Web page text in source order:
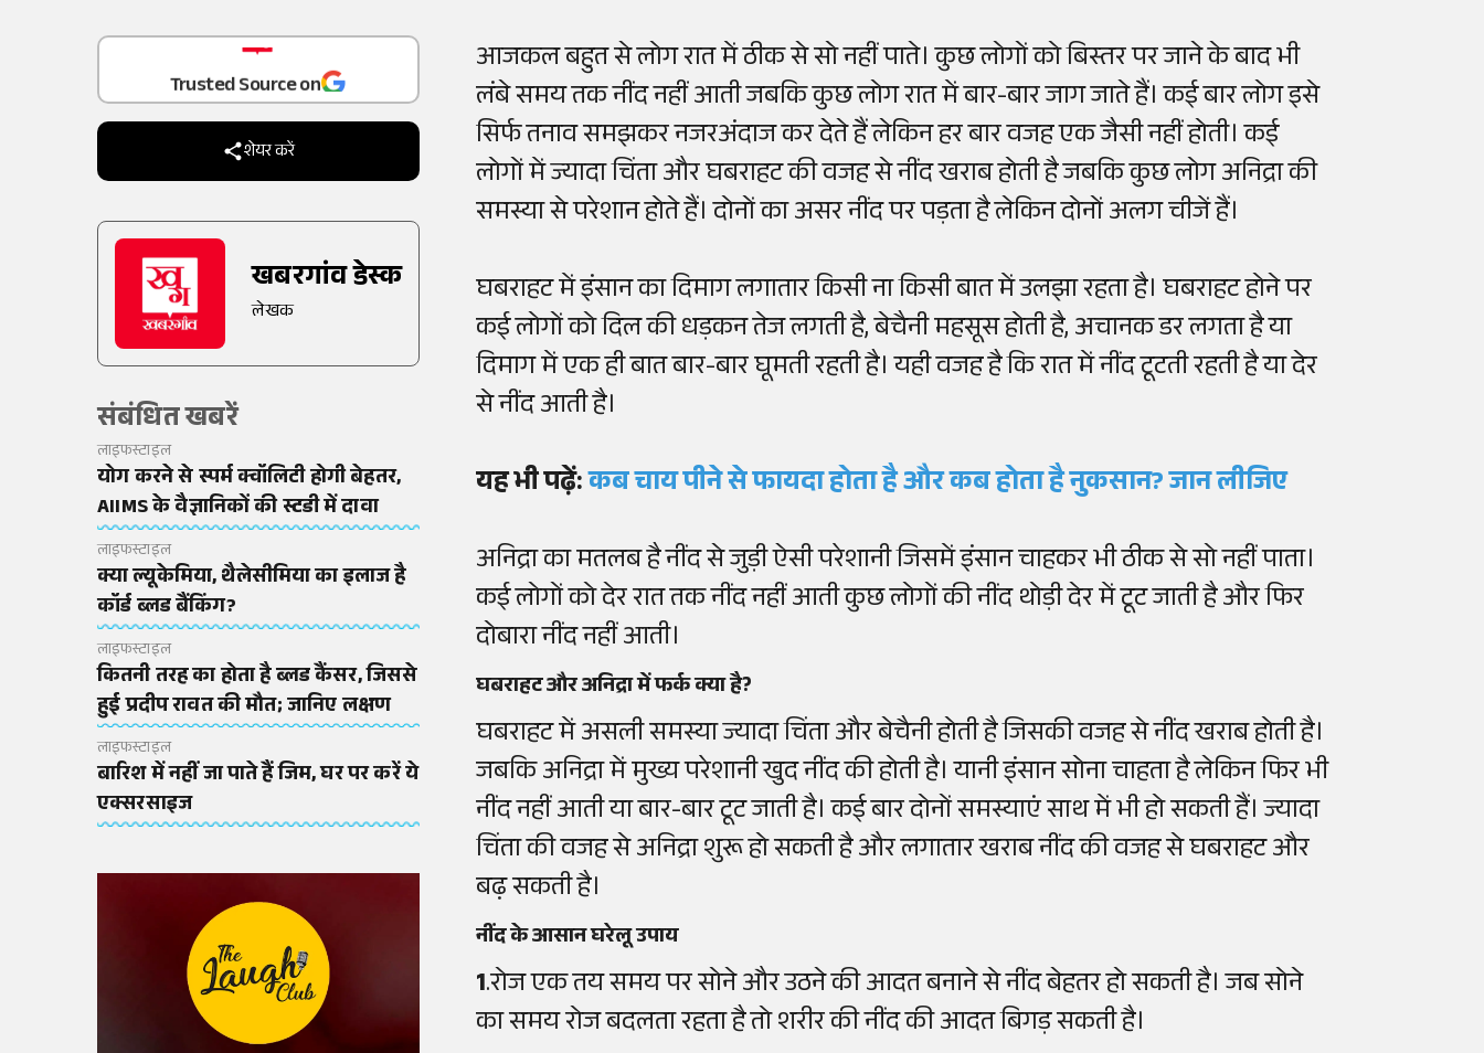
Trusted Source on
शेयर करें
खबरगांव डेस्क
लेखक
संबंधित खबरें
लाइफस्टाइल
योग करने से स्पर्म क्वॉलिटी होगी बेहतर,
AIIMS के वैज्ञानिकों की स्टडी में दावा
लाइफस्टाइल
क्या ल्यूकेमिया, थैलेसीमिया का इलाज है
कॉर्ड ब्लड बैंकिंग?
लाइफस्टाइल
कितनी तरह का होता है ब्लड कैंसर, जिससे
हुई प्रदीप रावत की मौत; जानिए लक्षण
लाइफस्टाइल
बारिश में नहीं जा पाते हैं जिम, घर पर करें ये
एक्सरसाइज
आजकल बहुत से लोग रात में ठीक से सो नहीं पाते। कुछ लोगों को बिस्तर पर जाने के बाद भी
लंबे समय तक नींद नहीं आती जबकि कुछ लोग रात में बार-बार जाग जाते हैं। कई बार लोग इसे
सिर्फ तनाव समझकर नजरअंदाज कर देते हैं लेकिन हर बार वजह एक जैसी नहीं होती। कई
लोगों में ज्यादा चिंता और घबराहट की वजह से नींद खराब होती है जबकि कुछ लोग अनिद्रा की
समस्या से परेशान होते हैं। दोनों का असर नींद पर पड़ता है लेकिन दोनों अलग चीजें हैं।
घबराहट में इंसान का दिमाग लगातार किसी ना किसी बात में उलझा रहता है। घबराहट होने पर
कई लोगों को दिल की धड़कन तेज लगती है, बेचैनी महसूस होती है, अचानक डर लगता है या
दिमाग में एक ही बात बार-बार घूमती रहती है। यही वजह है कि रात में नींद टूटती रहती है या देर
से नींद आती है।
यह भी पढ़ें:कब चाय पीने से फायदा होता है और कब होता है नुकसान? जान लीजिए
अनिद्रा का मतलब है नींद से जुड़ी ऐसी परेशानी जिसमें इंसान चाहकर भी ठीक से सो नहीं पाता।
कई लोगों को देर रात तक नींद नहीं आती कुछ लोगों की नींद थोड़ी देर में टूट जाती है और फिर
दोबारा नींद नहीं आती।
घबराहट और अनिद्रा में फर्क क्या है?
घबराहट में असली समस्या ज्यादा चिंता और बेचैनी होती है जिसकी वजह से नींद खराब होती है।
जबकि अनिद्रा में मुख्य परेशानी खुद नींद की होती है। यानी इंसान सोना चाहता है लेकिन फिर भी
नींद नहीं आती या बार-बार टूट जाती है। कई बार दोनों समस्याएं साथ में भी हो सकती हैं। ज्यादा
चिंता की वजह से अनिद्रा शुरू हो सकती है और लगातार खराब नींद की वजह से घबराहट और
बढ़ सकती है।
नींद के आसान घरेलू उपाय
1.रोज एक तय समय पर सोने और उठने की आदत बनाने से नींद बेहतर हो सकती है। जब सोने
का समय रोज बदलता रहता है तो शरीर की नींद की आदत बिगड़ सकती है।